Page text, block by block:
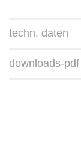
techn. daten
downloads-pdf